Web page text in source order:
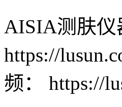
AISIA测肤
https://
频： https://